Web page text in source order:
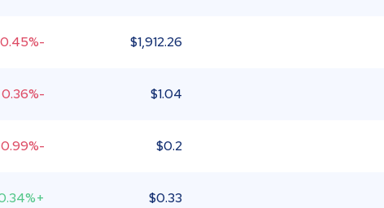
$1,912.26
-0.45%
$1.04
-0.36%
$0.2
-0.99%
$0.33
+0.34%